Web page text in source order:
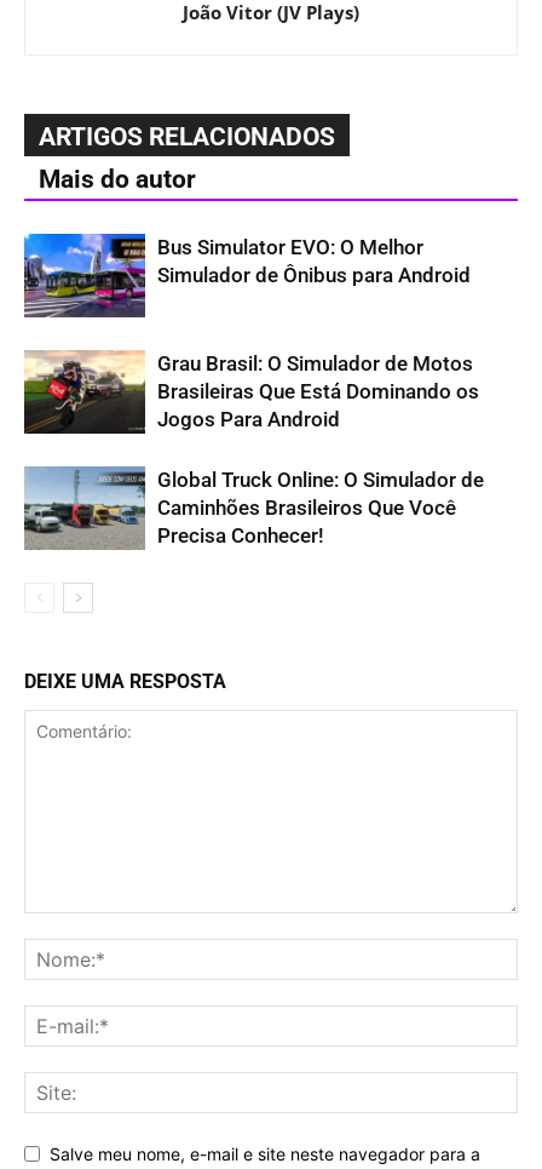
João Vitor (JV Plays)
ARTIGOS RELACIONADOS
Mais do autor
Bus Simulator EVO: O Melhor
Simulador de Ônibus para Android
Grau Brasil: O Simulador de Motos
Brasileiras Que Está Dominando os
Jogos Para Android
Global Truck Online: O Simulador de
Caminhões Brasileiros Que Você
Precisa Conhecer!
DEIXE UMA RESPOSTA
Salve meu nome, e-mail e site neste navegador para a